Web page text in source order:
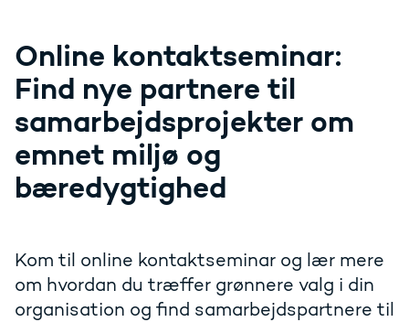
Online kontaktseminar:
Find nye partnere til
samarbejdsprojekter om
emnet miljø og
bæredygtighed
Kom til online kontaktseminar og lær mere
om hvordan du træffer grønnere valg i din
organisation og find samarbejdspartnere til